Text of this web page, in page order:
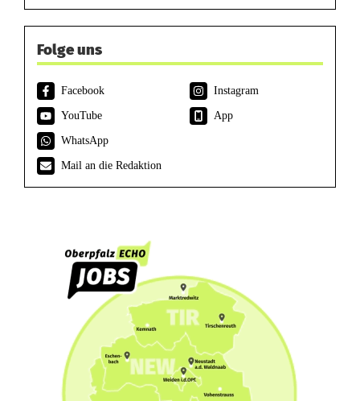
Folge uns
Facebook
Instagram
YouTube
App
WhatsApp
Mail an die Redaktion